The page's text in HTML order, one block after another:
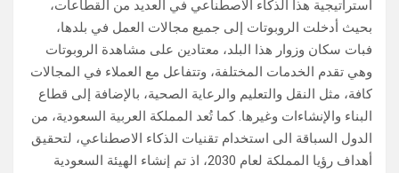
استراتيجية هذا الذكاء الاصطناعي في العديد من القطاعات،
بحيث أدخلت الروبوتات إلى جميع مجالات العمل في بلدها،
فبات سكان وزوار هذا البلد، معتادين على مشاهدة الروبوتات
وهي تقدم الخدمات المختلفة، وتتفاعل مع العملاء في المجالات
كافة، مثل النقل والتعليم والرعاية الصحية، بالإضافة إلى قطاع
البناء والإنشاءات وغيرها. كما تُعد المملكة العربية السعودية، من
الدول السباقة الى استخدام تقنيات الذكاء الاصطناعي، لتحقيق
أهداف رؤيا المملكة لعام 2030، اذ تم إنشاء الهيئة السعودية